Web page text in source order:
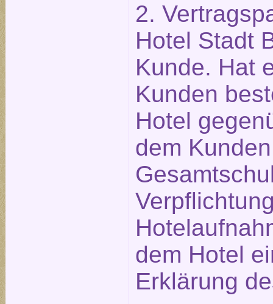
2.
Hotel Stadt
Kunde. Hat
Kunden
Hotel
dem
dem Hotel
Erklärung